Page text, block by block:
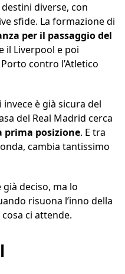
diverse, con
sfide. La formazione di
per il passaggio del
il Liverpool e poi
contro l’Atletico
è già sicura del
del Real Madrid cerca
prima posizione. E tra
cambia tantissimo
deciso, ma lo
risuona l’inno della
ci attende.